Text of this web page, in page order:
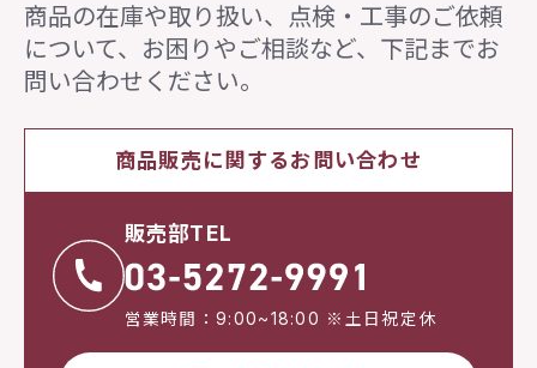
商品の在庫や取り扱い、点検・工事のご依頼
について、 お困りやご相談など、下記までお
問い合わせください。
商品販売に関するお問い合わせ
販売部TEL
営業時間：9:00~18:00 ※土日祝定休